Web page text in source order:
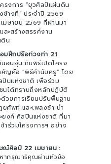
รงการ “ยุวศิลป์แผ่นดิน
างที่” ประจำปี 2569
มษายน 2569 ที่ผ่านมา
ะสร้างสรรค์งาน
ดิน
มฝึกปรือท่วงท่า 21
อบอุ่น กับพิธีเปิดโครง
คัญคือ “พิธีคำนับครู” โดย
ปินแห่งชาติ เพื่อร่วม
นได้ทราบถึงหลักปฏิบัติ
วยการเรียนปรับพื้นฐาน
ศัพท์ และเพลงช้า นำ
ยงค์ ศิลปินแห่งชาติ ที่มา
าร่วมโครงการฯ อย่าง
ณ์ศิลป์ 22 เมษายน :
ากรุณาธิคุณผ่านหัวข้อ